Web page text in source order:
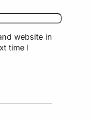
website in
time I